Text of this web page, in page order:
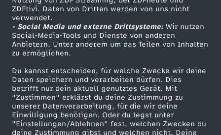
ZDFtivi. Daten von Dritten werden von uns nicht
verwendet.
• Social Media und externe Drittsysteme:Wir nutzen
Social-Media-Tools und Dienste von anderen
Anbietern. Unter anderem um das Teilen von Inhalten
zu ermöglichen.
Du kannst entscheiden, für welche Zwecke wir deine
Daten speichern und verarbeiten dürfen. Dies
betrifft nur dein aktuell genutztes Gerät. Mit
"Zustimmen" erklärst du deine Zustimmung zu
unserer Datenverarbeitung, für die wir deine
Einwilligung benötigen. Oder du legst unter
"Einstellungen/Ablehnen" fest, welchen Zwecken du
deine Zustimmung gibst und welchen nicht. Deine
l
u
p
d
a
ZDF Unternehmen
Karriere
ZDF goes Schule
Werbefernsehen
Mainzelmännchen